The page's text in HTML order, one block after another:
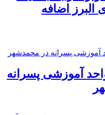
البرز اضافه
آموزشی پسرانه